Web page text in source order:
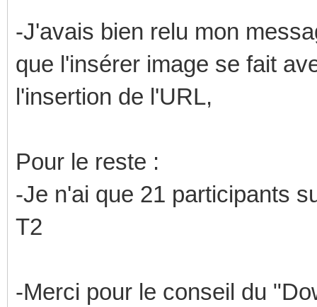
-J'avais bien relu mon
que l'insérer image se fait
l'insertion de l'URL,
Pour le reste :
-Je n'ai que 21 participants
T2
-Merci pour le conseil du